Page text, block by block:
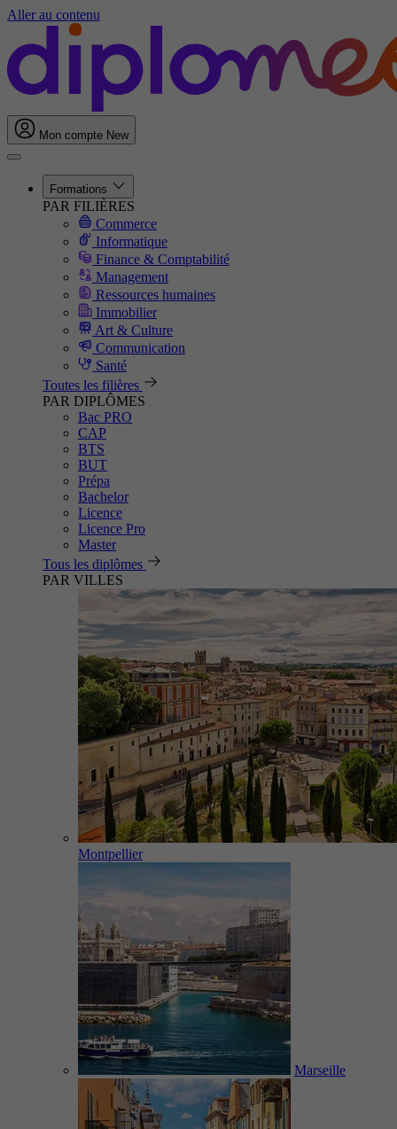
Aller au contenu
Mon compte New
Formations
PAR FILIÈRES
Commerce
Informatique
Finance & Comptabilité
Management
Ressources humaines
Immobilier
Art & Culture
Communication
Santé
Toutes les filières
PAR DIPLÔMES
Bac PRO
CAP
BTS
BUT
Prépa
Bachelor
Licence
Licence Pro
Master
Tous les diplômes
PAR VILLES
Montpellier
Marseille